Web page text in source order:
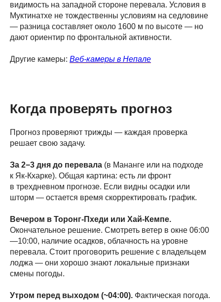
видимость на западной стороне перевала. Условия в
Муктинатхе не тождественны условиям на седловине
— разница составляет около 1600 м по высоте — но
дают ориентир по фронтальной активности.
Другие камеры: Веб-камеры в Непале
Когда проверять прогноз
Прогноз проверяют трижды — каждая проверка
решает свою задачу.
За 2−3 дня до перевала (в Мананге или на подходе
к Як-Кхарке). Общая картина: есть ли фронт
в трехдневном прогнозе. Если видны осадки или
шторм — остается время скорректировать график.
Вечером в Торонг-Пхеди или Хай-Кемпе.
Окончательное решение. Смотреть ветер в окне 06:00
—10:00, наличие осадков, облачность на уровне
перевала. Стоит проговорить решение с владельцем
лоджа — они хорошо знают локальные признаки
смены погоды.
Утром перед выходом (~04:00). Фактическая погода.